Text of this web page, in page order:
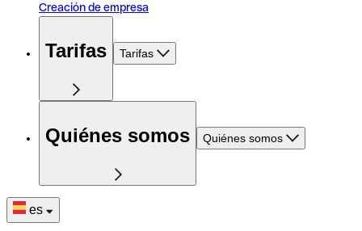
Creación de empresa
Tarifas Tarifas
Quiénes somos Quiénes somos
es